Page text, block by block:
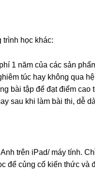
học khác:
1 năm của các sản
túc hay không qua
bài tập để đạt điểm cao
sau khi làm bài thi, dễ
trên iPad/ máy tính.
để củng cố kiến thức và